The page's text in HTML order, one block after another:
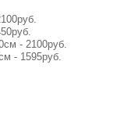
- 2100руб.
- 1595руб.